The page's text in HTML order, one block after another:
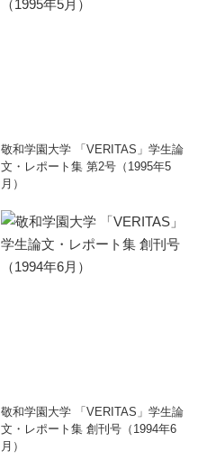
敬和学園大学 「VERITAS」学生論
文・レポート集 第2号（1995年5
月）
敬和学園大学 「VERITAS」学生論
文・レポート集 創刊号（1994年6
月）